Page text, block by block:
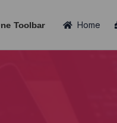
Home